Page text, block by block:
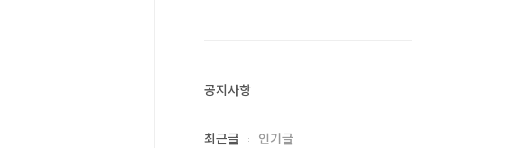
공지사항
최근글 인기글